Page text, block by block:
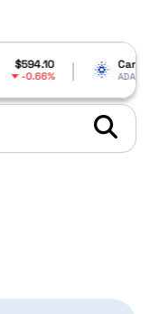
Cardano $0.188709
ADA -3.77%